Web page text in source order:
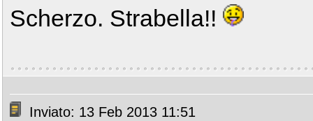
Scherzo. Strabella!!
Inviato: 13 Feb 2013 11:51